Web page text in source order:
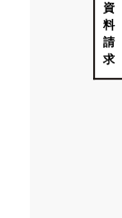
資
料
請
求